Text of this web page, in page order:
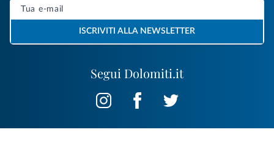
Segui Dolomiti.it
ISCRIVITI ALLA NEWSLETTER